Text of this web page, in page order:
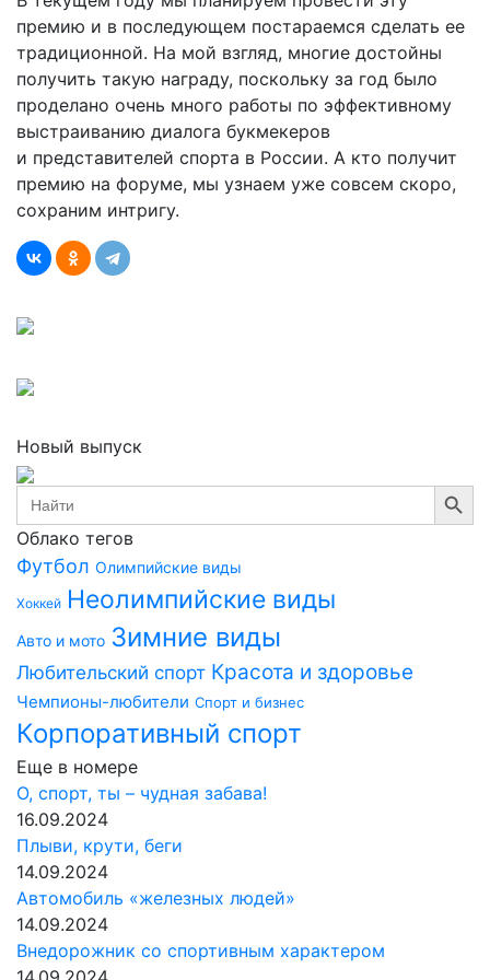
премию и в последующем постараемся сделать ее
традиционной. На мой взгляд, многие достойны
получить такую награду, поскольку за год было
проделано очень много работы по эффективному
выстраиванию диалога букмекеров
и представителей спорта в России. А кто получит
премию на форуме, мы узнаем уже совсем скоро,
сохраним интригу.
Новый выпуск
Search
for:
Search Button
Облако тегов
Футбол Олимпийские виды
Хоккей Неолимпийские виды
Авто и мото Зимние виды
Любительский спорт Красота и здоровье
Чемпионы-любители Спорт и бизнес
Корпоративный спорт
Еще в номере
О, спорт, ты – чудная забава!
16.09.2024
Плыви, крути, беги
14.09.2024
Автомобиль «железных людей»
14.09.2024
Внедорожник со спортивным характером